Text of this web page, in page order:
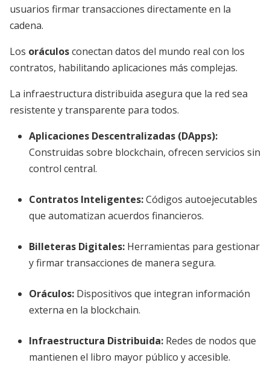
usuarios firmar transacciones directamente en la
cadena.
Los oráculosconectan datos del mundo real con los
contratos, habilitando aplicaciones más complejas.
La infraestructura distribuida asegura que la red sea
resistente y transparente para todos.
Aplicaciones Descentralizadas (DApps):
Construidas sobre blockchain, ofrecen servicios sin
control central.
Contratos Inteligentes:Códigos autoejecutables
que automatizan acuerdos financieros.
Billeteras Digitales: Herramientas para gestionar
y firmar transacciones de manera segura.
Oráculos: Dispositivos que integran información
externa en la blockchain.
Infraestructura Distribuida: Redes de nodos que
mantienen el libro mayor público y accesible.